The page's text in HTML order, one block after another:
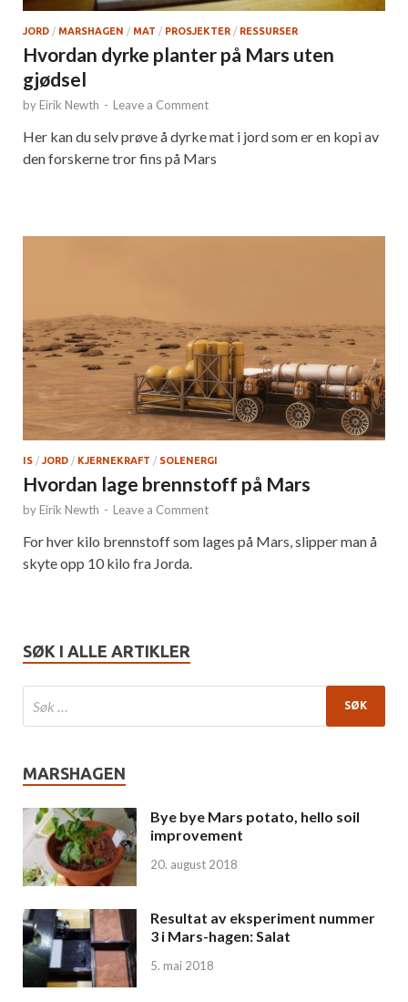
JORD / MARSHAGEN / MAT / PROSJEKTER / RESSURSER
Hvordan dyrke planter på Mars uten
gjødsel
by Eirik Newth - Leave a Comment
Her kan du selv prøve å dyrke mat i jord som er en kopi av
den forskerne tror fins på Mars
IS / JORD / KJERNEKRAFT / SOLENERGI
Hvordan lage brennstoff på Mars
by Eirik Newth - Leave a Comment
For hver kilo brennstoff som lages på Mars, slipper man å
skyte opp 10 kilo fra Jorda.
SØK I ALLE ARTIKLER
MARSHAGEN
Bye bye Mars potato, hello soil
improvement
20. august 2018
Resultat av eksperiment nummer
3 i Mars-hagen: Salat
5. mai 2018